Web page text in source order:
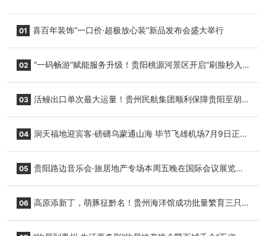
01 喜百年装饰“一口价·超极放心装”新品发布会盛大举行
02 “一码畅游”赋能服务升级！贵阳桃源河景区开启“刷脸秒入
03 活鳗出口单次最大运量！贵州民航集团顺利保障贵阳至胡
04 洞天福地迎宾客·磅礴乌蒙通山海 毕节飞雄机场7月9日正式
05 贵阳路边音乐会·旅居地产专场本周五晚在国际会议展览中
06 高原添新丁，萌豚征黔名！贵州海洋馆成功批量繁育三只